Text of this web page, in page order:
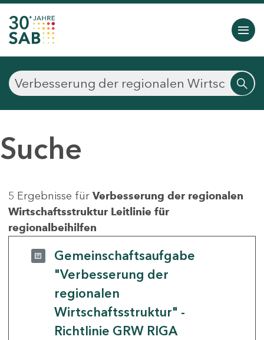
Suche
5 Ergebnisse für Verbesserung der regionalen
Wirtschaftsstruktur Leitlinie für
regionalbeihilfen
Gemeinschaftsaufgabe
"Verbesserung der
regionalen
Wirtschaftsstruktur" -
Richtlinie GRW RIGA